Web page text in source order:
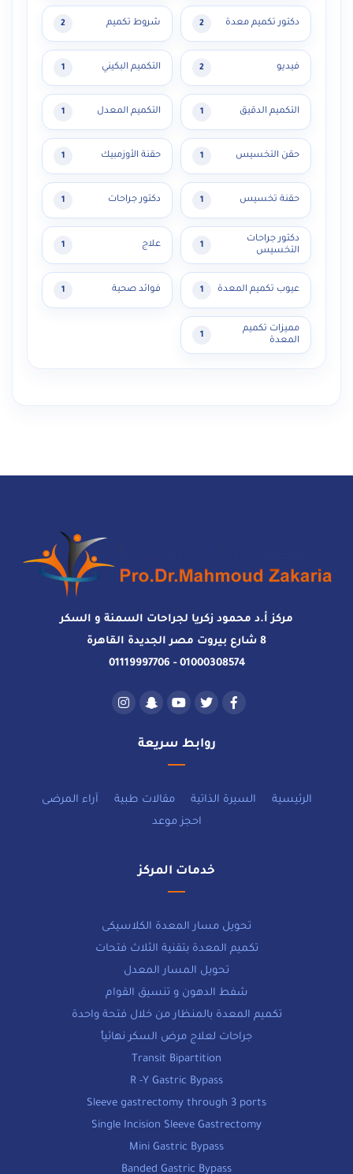
دكتور تكميم معدة 2 شروط تكميم 2
فيديو 2 التكميم البكيني 1
التكميم الدقيق 1 التكميم المعدل 1
حقن التخسيس 1 حقنة الأوزمبيك 1
حقنة تخسيس 1 دكتور جراحات 1
دكتور جراحات
التخسيس
1 علاج 1
عيوب تكميم المعدة 1 فوائد صحية 1
مميزات تكميم
المعدة
1
مركز أ.د محمود زكريا لجراحات السمنة و السكر
8 شارع بيروت مصر الجديدة القاهرة
01000308574 - 01119997706
روابط سريعة
الرئيسية السيرة الذاتية مقالات طبية
آراء المرضى
احجز موعد
خدمات المركز
تحويل مسار المعدة الكلاسيكى
تكميم المعدة بتقنية الثلاث فتحات
تحويل المسار المعدل
شفط الدهون و تنسيق القوام
تكميم المعدة بالمنظار من خلال فتحة واحدة
جراحات لعلاج مرض السكر نهائياً
Transit Bipartition
R -Y Gastric Bypass
Sleeve gastrectomy through 3 ports
Single Incision Sleeve Gastrectomy
Mini Gastric Bypass
Banded Gastric Bypass